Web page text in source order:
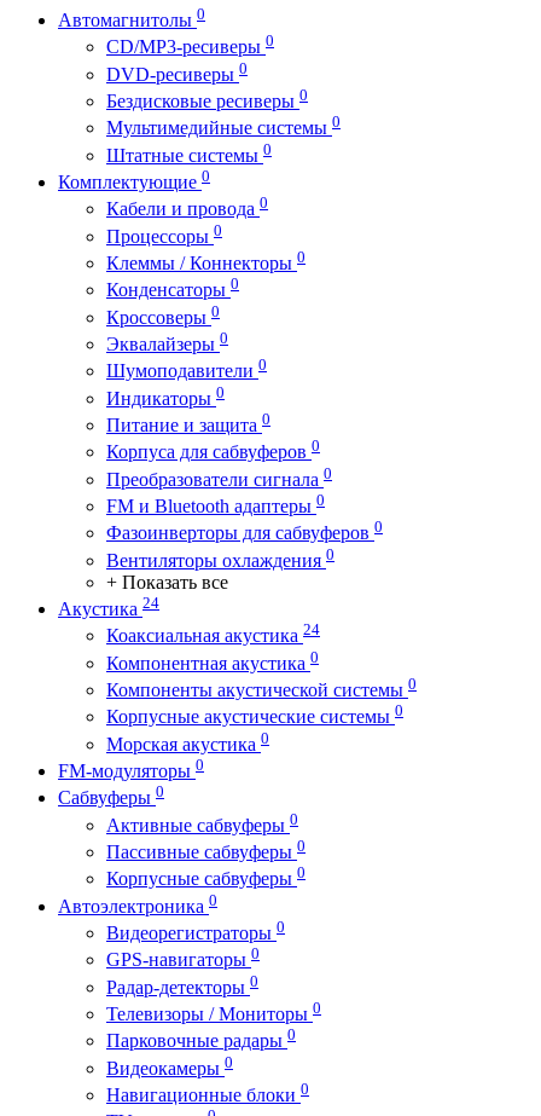
Автомагнитолы 0
CD/MP3-ресиверы 0
DVD-ресиверы 0
Бездисковые ресиверы 0
Мультимедийные системы 0
Штатные системы 0
Комплектующие 0
Кабели и провода 0
Процессоры 0
Клеммы / Коннекторы 0
Конденсаторы 0
Кроссоверы 0
Эквалайзеры 0
Шумоподавители 0
Индикаторы 0
Питание и защита 0
Корпуса для сабвуферов 0
Преобразователи сигнала 0
FM и Bluetooth адаптеры 0
Фазоинверторы для сабвуферов 0
Вентиляторы охлаждения 0
+ Показать все
Акустика 24
Коаксиальная акустика 24
Компонентная акустика 0
Компоненты акустической системы 0
Корпусные акустические системы 0
Морская акустика 0
FM-модуляторы 0
Сабвуферы 0
Активные сабвуферы 0
Пассивные сабвуферы 0
Корпусные сабвуферы 0
Автоэлектроника 0
Видеорегистраторы 0
GPS-навигаторы 0
Радар-детекторы 0
Телевизоры / Мониторы 0
Парковочные радары 0
Видеокамеры 0
Навигационные блоки 0